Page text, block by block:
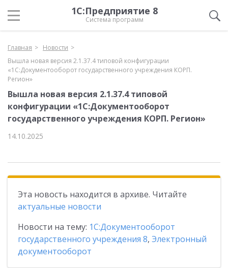
1С:Предприятие 8
Система программ
Главная
Новости
Вышла новая версия 2.1.37.4 типовой конфигурации
«1С:Документооборот государственного учреждения КОРП.
Регион»
Вышла новая версия 2.1.37.4 типовой
конфигурации «1С:Документооборот
государственного учреждения КОРП. Регион»
14.10.2025
Эта новость находится в архиве. Читайте
актуальные новости
Новости на тему: 1С:Документооборот
государственного учреждения 8, Электронный
документооборот